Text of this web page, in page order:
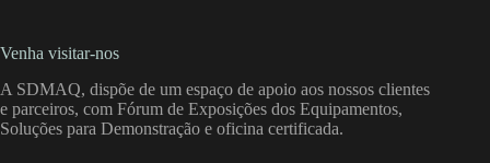
Venha visitar-nos
A SDMAQ, dispõe de um espaço de apoio aos nossos clientes
e parceiros, com Fórum de Exposições dos Equipamentos,
Soluções para Demonstração e oficina certificada.